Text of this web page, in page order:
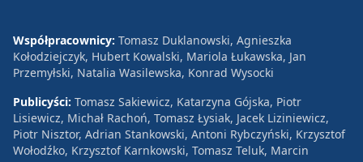
Współpracownicy: Tomasz Duklanowski, Agnieszka
Kołodziejczyk, Hubert Kowalski, Mariola Łukawska, Jan
Przemyłski, Natalia Wasilewska, Konrad Wysocki
Publicyści: Tomasz Sakiewicz, Katarzyna Gójska, Piotr
Lisiewicz, Michał Rachoń, Tomasz Łysiak, Jacek Liziniewicz,
Piotr Nisztor, Adrian Stankowski, Antoni Rybczyński, Krzysztof
Wołodźko, Krzysztof Karnkowski, Tomasz Teluk, Marcin